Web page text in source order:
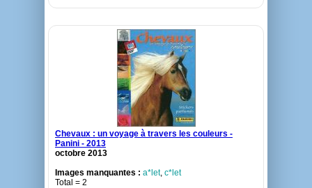
Chevaux : un voyage à travers les couleurs -
Panini - 2013
octobre 2013
Images manquantes : a*let, c*let
Total = 2